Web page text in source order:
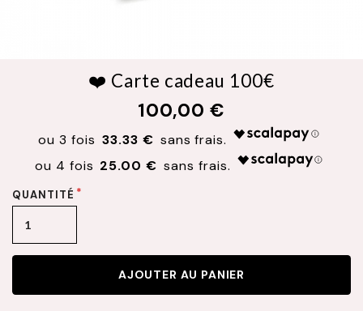
❤️ Carte cadeau 100€
100,00 €
33.33 €
25.00 €
QUANTITÉ
AJOUTER AU PANIER